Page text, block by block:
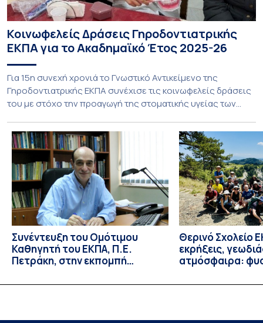
Κοινωφελείς Δράσεις Γηροδοντιατρικής
ΕΚΠΑ για το Ακαδημαϊκό Έτος 2025-26
Για 15η συνεχή χρονιά το Γνωστικό Αντικείμενο της
Γηροδοντιατρικής ΕΚΠΑ συνέχισε τις κοινωφελείς δράσεις
του με στόχο την προαγωγή της στοματικής υγείας των
υποχρεωτικής «κοινωφελούς μάθησης» στο μάθημα της
Γηροδοντιατρικής 10ου εξαμήνου, περιλάμβανε
εκπαιδευτικές δραστηριότητες στο Γηροκομείο-
Πτωχοκομείο Αθηνών, στο Οδοντιατρικό Τμήμα/Μονάδα
ΑΜΕΑ Ενηλίκων Ασκληπιείου Βούλας, στο Κέντρο
Γηριατρικής […]
Συνέντευξη του Ομότιμου
Καθηγητή του ΕΚΠΑ, Π.Ε.
Πετράκη, στην εκπομπή
Θερινό Σχολείο
εκρήξεις,
ατμόσφαιρα:
βιολογικές